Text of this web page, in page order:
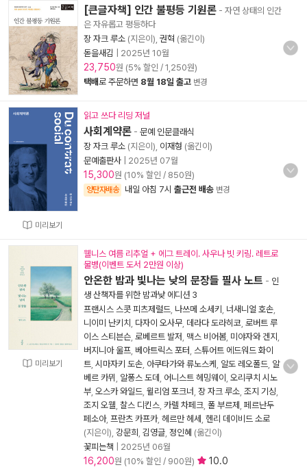
[큰글자책] 인간 불평등 기원론 - 자연 상태의 인간
은 자유롭고 평등하다
장 자크 루소 (지은이), 권혁 (옮긴이)
돋을새김
2025년 10월
23,750원 (5% 할인 / 1,250원)
택배로 주문하면 8월 18일 출고 변경
미리보기
읽고 쓰다 리딩 저널
사회계약론 - 문예 인문클래식
장 자크 루소 (지은이), 이재형 (옮긴이)
문예출판사
2025년 07월
15,300원 (10% 할인 / 850원)
양탄자배송 내일 아침 7시 출근전 배송 변경
미리보기
웰니스 여름 리추얼 + 에그 트레이. 사우나 빗 키링. 레트로
물병(이벤트 도서 2만원 이상)
안온한 밤과 빛나는 낮의 문장들 필사 노트 - 인
생 산책자를 위한 밤과낮 에디션 3
프랜시스 스콧 피츠제럴드 나쓰메 소세키 너새니얼 호손
니이미 난키치
다자이 오사무 데라다 도라히코 로버트 루
이스 스티븐슨 로베르트 발저 맥스 비어봄 미야자와 겐지
버지니아 울프 베아트릭스 포터 스튜어트 에드워드 화이
트 시마자키 도손 아쿠타가와 류노스케 알도 레오폴드 알
베르 카뮈
알퐁스 도데 어니스트 헤밍웨이
오리쿠치 시노
부 오스카 와일드 윌리엄 포크너 장 자크 루소 조지 기싱
조지 오웰 찰스 디킨스 카렐 차페크 폴 부르제
페르난두
페소아, 프란츠 카프카, 헤르만 헤세
헨리 데이비드 소로
(지은이), 강문희 김영글 정인혜 (옮긴이)
꽃피는책
2025년 06월
16,200원 (10% 할인 / 900원) 10.0